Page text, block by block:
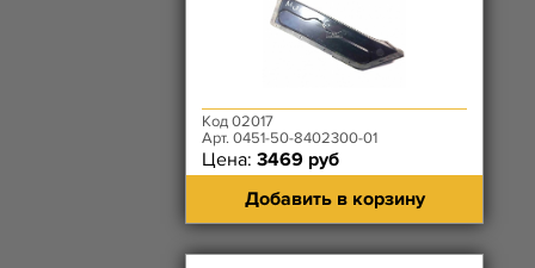
Код 02017
Арт. 0451-50-8402300-01
Цена: 3469 руб
Добавить в корзину